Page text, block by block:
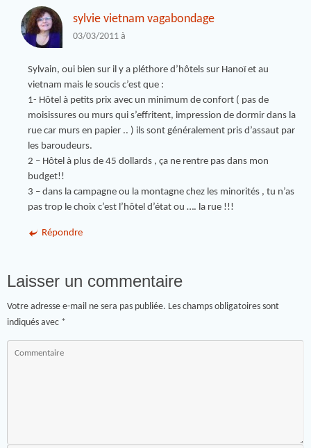
sylvie vietnam vagabondage
03/03/2011 à
Sylvain, oui bien sur il y a pléthore d’hôtels sur Hanoï et au
vietnam mais le soucis c’est que :
1- Hôtel à petits prix avec un minimum de confort ( pas de
moisissures ou murs qui s’effritent, impression de dormir dans la
rue car murs en papier .. ) ils sont généralement pris d’assaut par
les baroudeurs.
2 – Hôtel à plus de 45 dollards , ça ne rentre pas dans mon
budget!!
3 – dans la campagne ou la montagne chez les minorités , tu n’as
pas trop le choix c’est l’hôtel d’état ou …. la rue !!!
Répondre
Laisser un commentaire
Votre adresse e-mail ne sera pas publiée. Les champs obligatoires sont
indiqués avec *